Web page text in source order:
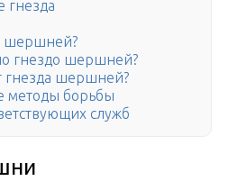
гнезда
шершней?
гнездо шершней?
гнезда шершней?
методы борьбы
служб